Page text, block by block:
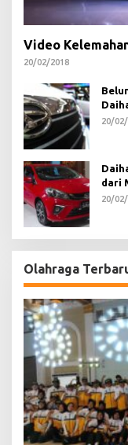
Video
20/02/2018
20/
dari
20/
Olahraga